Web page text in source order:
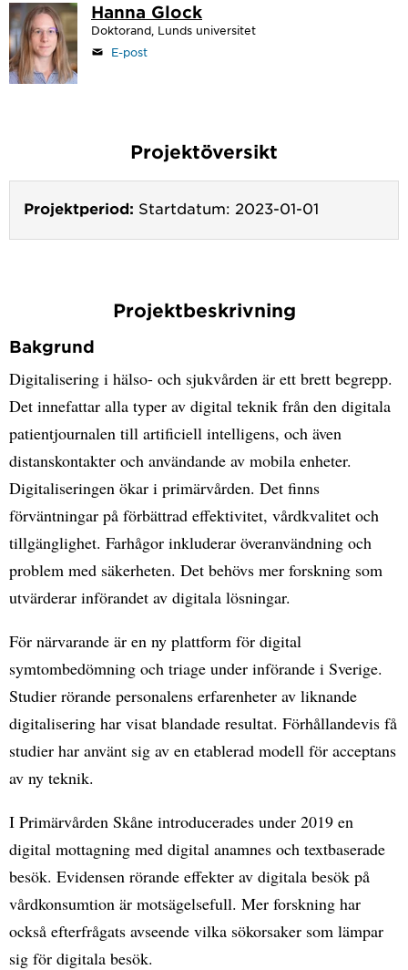
Hanna Glock
Doktorand, Lunds universitet
E-post
Projektöversikt
Projektperiod: Startdatum: 2023-01-01
Projektbeskrivning
Bakgrund
Digitalisering i hälso- och sjukvården är ett brett begrepp.
Det innefattar alla typer av digital teknik från den digitala
patientjournalen till artificiell intelligens, och även
distanskontakter och användande av mobila enheter.
Digitaliseringen ökar i primärvården. Det finns
förväntningar på förbättrad effektivitet, vårdkvalitet och
tillgänglighet. Farhågor inkluderar överanvändning och
problem med säkerheten. Det behövs mer forskning som
utvärderar införandet av digitala lösningar.
För närvarande är en ny plattform för digital
symtombedömning och triage under införande i Sverige.
Studier rörande personalens erfarenheter av liknande
digitalisering har visat blandade resultat. Förhållandevis få
studier har använt sig av en etablerad modell för acceptans
av ny teknik.
I Primärvården Skåne introducerades under 2019 en
digital mottagning med digital anamnes och textbaserade
besök. Evidensen rörande effekter av digitala besök på
vårdkonsumtion är motsägelsefull. Mer forskning har
också efterfrågats avseende vilka sökorsaker som lämpar
sig för digitala besök.